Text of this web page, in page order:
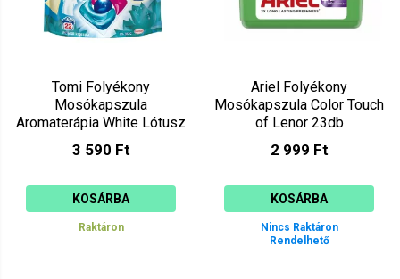
Tomi Folyékony
Mosókapszula
Aromaterápia White Lótusz
és Madula olaj (22mosás)
3 590 Ft
KOSÁRBA
Raktáron
Ariel Folyékony
Mosókapszula Color Touch
of Lenor 23db
2 999 Ft
KOSÁRBA
Nincs Raktáron
Rendelhető